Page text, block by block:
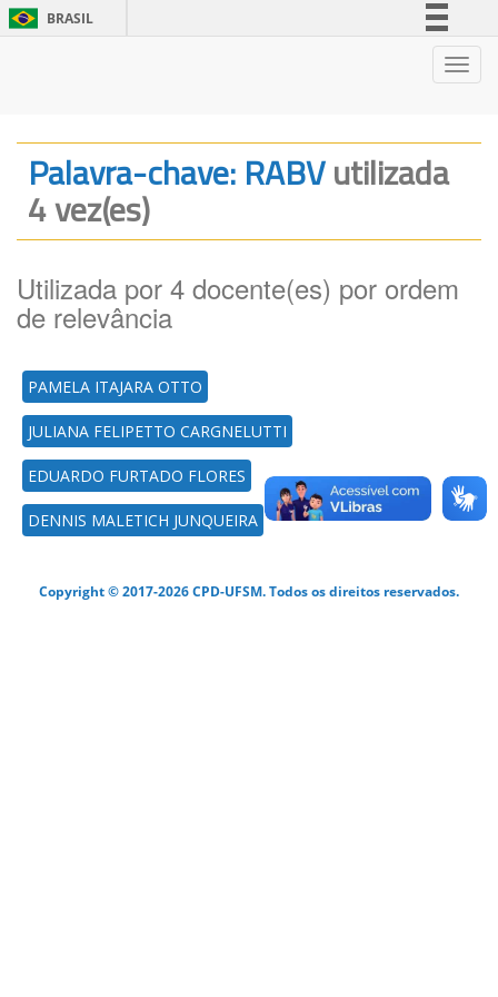
BRASIL
Legislação
Palavra-chave: RABVutilizada
4 vez(es)
Utilizada por 4 docente(es) por ordem
de relevância
PAMELA ITAJARA OTTO
JULIANA FELIPETTO CARGNELUTTI
EDUARDO FURTADO FLORES
DENNIS MALETICH JUNQUEIRA
Copyright © 2017-2026 CPD-UFSM. Todos os direitos reservados.